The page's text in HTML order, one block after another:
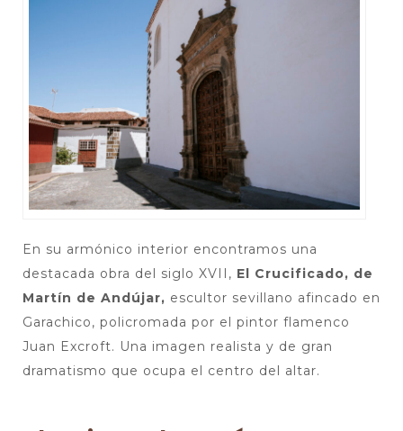
En su armónico interior encontramos una
destacada obra del siglo XVII, El Crucificado, de
Martín de Andújar, escultor sevillano afincado en
Garachico, policromada por el pintor flamenco
Juan Excroft. Una imagen realista y de gran
dramatismo que ocupa el centro del altar.